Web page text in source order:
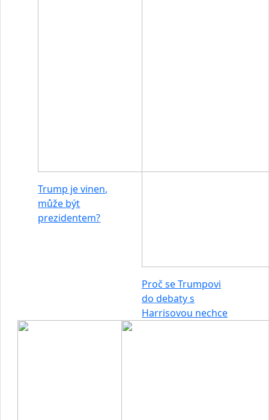
Trump je vinen,
může být
prezidentem?
Proč se Trumpovi
do debaty s
Harrisovou nechce